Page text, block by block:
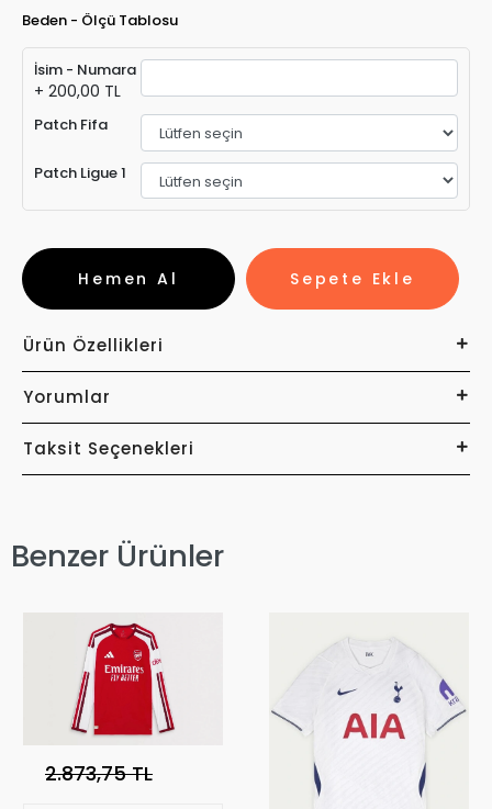
Beden - Ölçü Tablosu
İsim - Numara
+ 200,00 TL
Patch Fifa
Patch Ligue 1
Sepete Ekle
Hemen Al
Ürün Özellikleri
Yorumlar
Taksit Seçenekleri
Benzer Ürünler
2.873,75 TL